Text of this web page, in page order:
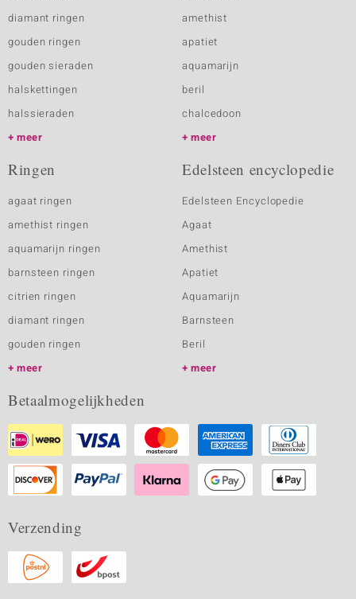
diamant ringen
gouden ringen
gouden sieraden
halskettingen
halssieraden
meer
amethist
apatiet
aquamarijn
beril
chalcedoon
meer
Ringen
agaat ringen
amethist ringen
aquamarijn ringen
barnsteen ringen
citrien ringen
diamant ringen
gouden ringen
meer
Edelsteen encyclopedie
Edelsteen Encyclopedie
Agaat
Amethist
Apatiet
Aquamarijn
Barnsteen
Beril
meer
Betaalmogelijkheden
Verzending